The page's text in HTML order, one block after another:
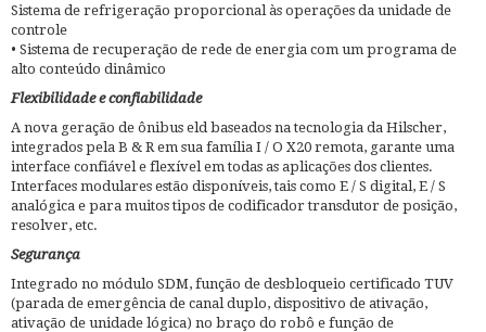
Sistema de refrigeração proporcional às operações da unidade de
controle
• Sistema de recuperação de rede de energia com um programa de
alto conteúdo dinâmico
Flexibilidade e confiabilidade
A nova geração de ônibus eld baseados na tecnologia da Hilscher,
integrados pela B & R em sua família I / O X20 remota, garante uma
interface confiável e flexível em todas as aplicações dos clientes.
Interfaces modulares estão disponíveis, tais como E / S digital, E / S
analógica e para muitos tipos de codificador transdutor de posição,
resolver, etc.
Segurança
Integrado no módulo SDM, função de desbloqueio certificado TUV
(parada de emergência de canal duplo, dispositivo de ativação,
ativação de unidade lógica) no braço do robô e função de